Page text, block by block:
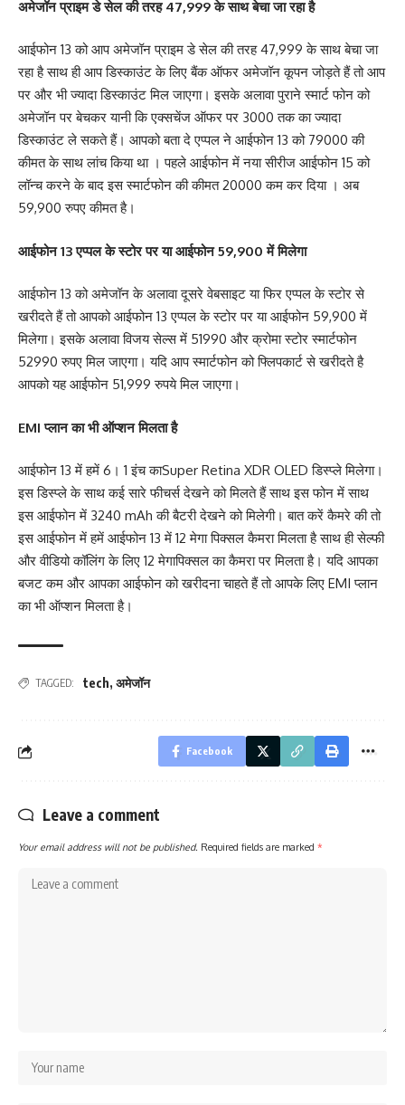
अमेजॉन प्राइम डे सेल की तरह 47,999 के साथ बेचा जा रहा है
आईफोन 13 को आप अमेजॉन प्राइम डे सेल की तरह 47,999 के साथ बेचा जा
रहा है साथ ही आप डिस्काउंट के लिए बैंक ऑफर अमेजॉन कूपन जोड़ते हैं तो आप
पर और भी ज्यादा डिस्काउंट मिल जाएगा। इसके अलावा पुराने स्मार्ट फोन को
अमेजॉन पर बेचकर यानी कि एक्सचेंज ऑफर पर 3000 तक का ज्यादा
डिस्काउंट ले सकते हैं। आपको बता दे एप्पल ने आईफोन 13 को 79000 की
कीमत के साथ लांच किया था । पहले आईफोन में नया सीरीज आईफोन 15 को
लॉन्च करने के बाद इस स्मार्टफोन की कीमत 20000 कम कर दिया । अब
59,900 रुपए कीमत है।
आईफोन 13 एप्पल के स्टोर पर या आईफोन 59,900 में मिलेगा
आईफोन 13 को अमेजॉन के अलावा दूसरे वेबसाइट या फिर एप्पल के स्टोर से
खरीदते हैं तो आपको आईफोन 13 एप्पल के स्टोर पर या आईफोन 59,900 में
मिलेगा। इसके अलावा विजय सेल्स में 51990 और क्रोमा स्टोर स्मार्टफोन
52990 रुपए मिल जाएगा। यदि आप स्मार्टफोन को फ्लिपकार्ट से खरीदते है
आपको यह आईफोन 51,999 रुपये मिल जाएगा।
EMI प्लान का भी ऑप्शन मिलता है
आईफोन 13 में हमें 6। 1 इंच काSuper Retina XDR OLED डिस्प्ले मिलेगा।
इस डिस्प्ले के साथ कई सारे फीचर्स देखने को मिलते हैं साथ इस फोन में साथ
इस आईफोन में 3240 mAh की बैटरी देखने को मिलेगी। बात करें कैमरे की तो
इस आईफोन में हमें आईफोन 13 में 12 मेगा पिक्सल कैमरा मिलता है साथ ही सेल्फी
और वीडियो कॉलिंग के लिए 12 मेगापिक्सल का कैमरा पर मिलता है। यदि आपका
बजट कम और आपका आईफोन को खरीदना चाहते हैं तो आपके लिए EMI प्लान
का भी ऑप्शन मिलता है।
TAGGED: tech, अमेजॉन
Facebook
Leave a comment
Your email address will not be published. Required fields are marked *